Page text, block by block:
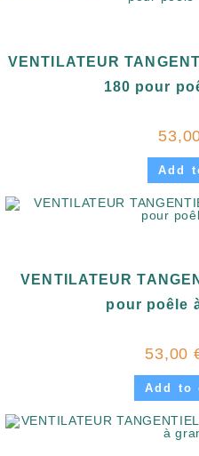
VENTILATEUR
180 pour
Add
VENTILATEUR
pour poêle
53,00
Add to